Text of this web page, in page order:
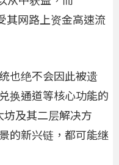
其网路上资金高速流
也绝不会因此被遗
换通道等核心功能的
坊及其二层解决方
的新兴链，都可能继